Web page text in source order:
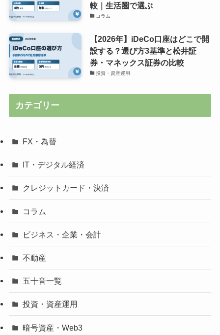
較｜生活圏で選ぶ
コラム
【2026年】iDeCo口座はどこで開
設する？選び方3基準と松井証
券・マネックス証券の比較
投資・資産運用
カテゴリー
FX・為替
IT・デジタル経済
クレジットカード・決済
コラム
ビジネス・企業・会計
不動産
五十音一覧
投資・資産運用
暗号資産・Web3